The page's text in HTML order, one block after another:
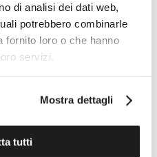
di analisi dei dati web,
potrebbero combinarle
fornito loro o che hanno
servizi.
Mostra dettagli
tutti
ETA